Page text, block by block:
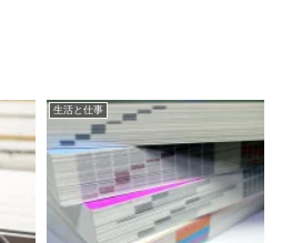
生活と仕事